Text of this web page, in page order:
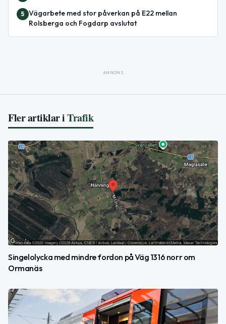
5 Vägarbete med stor påverkan på E22 mellan
Rolsberga och Fogdarp avslutat
ANNONS
Fler artiklar iTrafik
Singelolycka med mindre fordon på Väg 1316 norr om
Ormanäs